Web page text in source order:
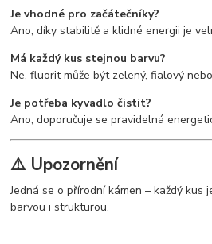
Je vhodné pro začátečníky?
Ano, díky stabilitě a klidné energii je
Má každý kus stejnou barvu?
Ne, fluorit může být zelený, fialový
Je potřeba kyvadlo čistit?
Ano, doporučuje se pravidelná
⚠️ Upozornění
Jedná se o přírodní kámen – každý kus
barvou i strukturou.